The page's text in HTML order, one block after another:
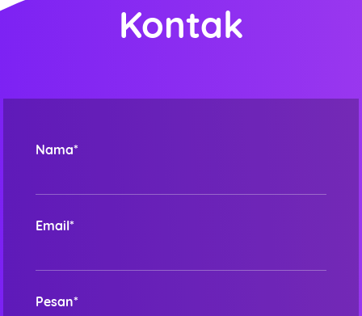
Kontak
Nama*
Email*
Pesan*